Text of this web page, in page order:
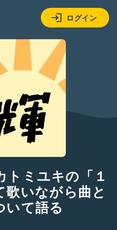
ログイン
ミユキの「１
歌いながら曲と
いて語る